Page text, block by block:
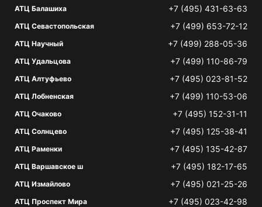
АТЦ Балашиха +7 (495) 431-63-63
АТЦ Севастопольская +7 (499) 653-72-12
АТЦ Научный +7 (499) 288-05-36
АТЦ Удальцова +7 (499) 110-86-79
АТЦ Алтуфьево +7 (495) 023-81-52
АТЦ Лобненская +7 (499) 110-53-06
АТЦ Очаково +7 (495) 152-31-11
АТЦ Солнцево +7 (495) 125-38-41
АТЦ Раменки +7 (495) 135-42-87
АТЦ Варшавское ш +7 (495) 182-17-65
АТЦ Измайлово +7 (495) 021-25-26
АТЦ Проспект Мира +7 (495) 023-42-98